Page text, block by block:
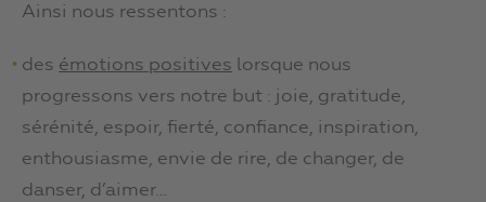
Ainsi nous ressentons :
des émotions positives lorsque nous
progressons vers notre but : joie, gratitude,
sérénité, espoir, fierté, confiance, inspiration,
enthousiasme, envie de rire, de changer, de
danser, d’aimer…